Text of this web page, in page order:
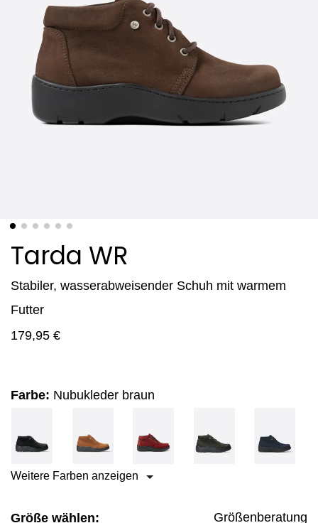
Tarda WR
Stabiler, wasserabweisender Schuh mit warmem
Futter
179,95 €
Farbe: Nubukleder braun
Weitere Farben anzeigen
Größe wählen:
Größenberatung